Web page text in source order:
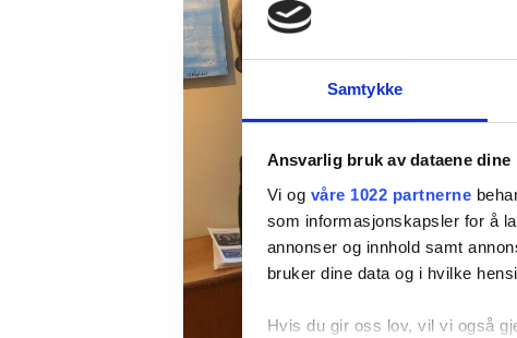
Samtykke
Ansvarlig bruk av dataene dine
Vi og våre 1022 partnerne
som informasjonskapsler for å
annonser og innhold samt
bruker dine data og i hvilke
Hvis du gir oss lov, vil vi også